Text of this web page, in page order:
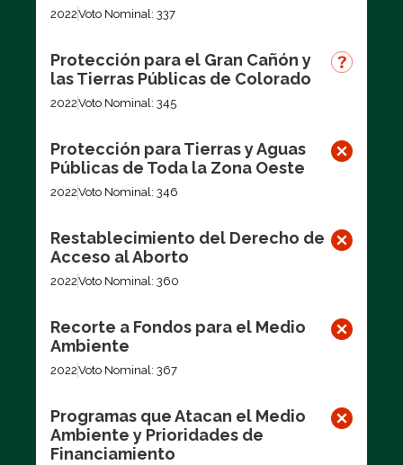
2022Voto Nominal: 337
Protección para el Gran Cañón y
las Tierras Públicas de Colorado
2022Voto Nominal: 345
Protección para Tierras y Aguas
Públicas de Toda la Zona Oeste
2022Voto Nominal: 346
Restablecimiento del Derecho de
Acceso al Aborto
2022Voto Nominal: 360
Recorte a Fondos para el Medio
Ambiente
2022Voto Nominal: 367
Programas que Atacan el Medio
Ambiente y Prioridades de
Financiamiento